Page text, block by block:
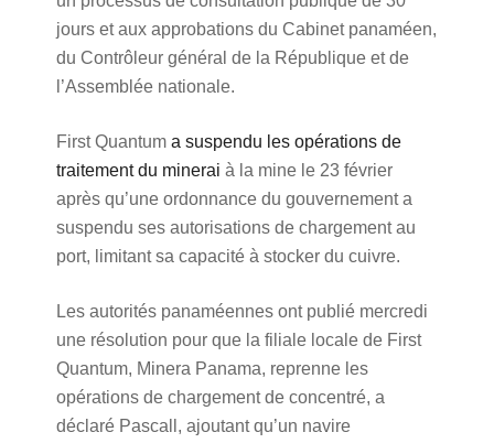
jours et aux approbations du Cabinet panaméen,
du Contrôleur général de la République et de
l’Assemblée nationale.
First Quantum a suspendu les opérations de
traitement du minerai à la mine le 23 février
après qu’une ordonnance du gouvernement a
suspendu ses autorisations de chargement au
port, limitant sa capacité à stocker du cuivre.
Les autorités panaméennes ont publié mercredi
une résolution pour que la filiale locale de First
Quantum, Minera Panama, reprenne les
opérations de chargement de concentré, a
déclaré Pascall, ajoutant qu’un navire